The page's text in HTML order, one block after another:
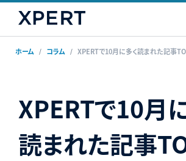
ホーム コラム XPERTで10月に多く読まれた記事
XPERTで10月
読まれた記事